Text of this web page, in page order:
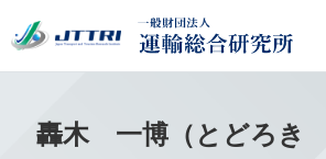
轟木 一博（とどろき